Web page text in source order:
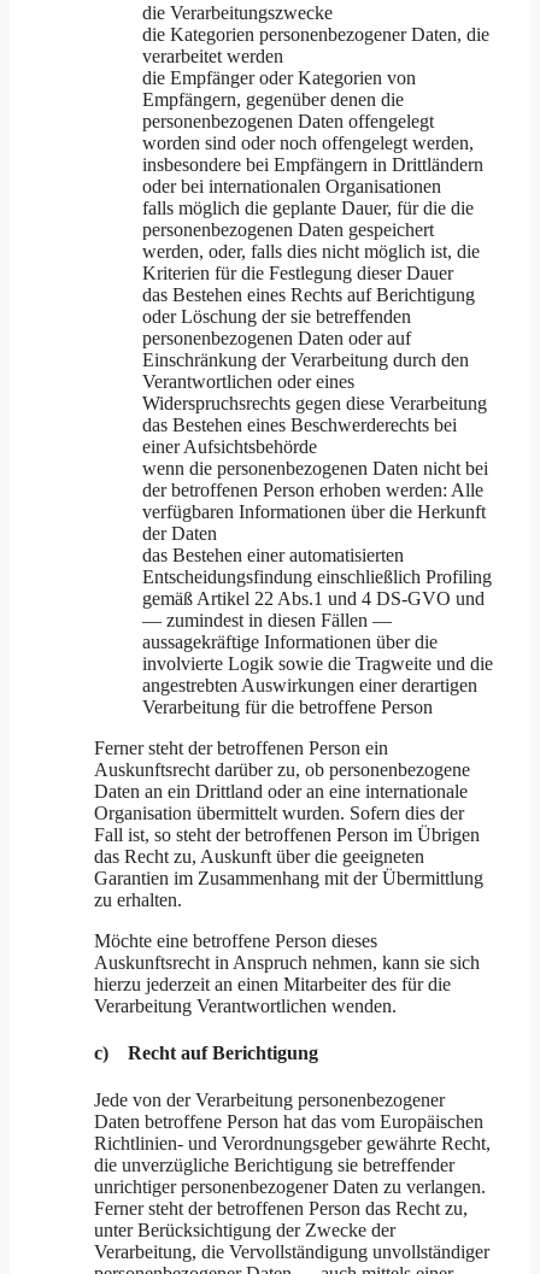
die Verarbeitungszwecke
die Kategorien personenbezogener Daten, die
verarbeitet werden
die Empfänger oder Kategorien von
Empfängern, gegenüber denen die
personenbezogenen Daten offengelegt
worden sind oder noch offengelegt werden,
insbesondere bei Empfängern in Drittländern
oder bei internationalen Organisationen
falls möglich die geplante Dauer, für die die
personenbezogenen Daten gespeichert
werden, oder, falls dies nicht möglich ist, die
Kriterien für die Festlegung dieser Dauer
das Bestehen eines Rechts auf Berichtigung
oder Löschung der sie betreffenden
personenbezogenen Daten oder auf
Einschränkung der Verarbeitung durch den
Verantwortlichen oder eines
Widerspruchsrechts gegen diese Verarbeitung
das Bestehen eines Beschwerderechts bei
einer Aufsichtsbehörde
wenn die personenbezogenen Daten nicht bei
der betroffenen Person erhoben werden: Alle
verfügbaren Informationen über die Herkunft
der Daten
das Bestehen einer automatisierten
Entscheidungsfindung einschließlich Profiling
gemäß Artikel 22 Abs.1 und 4 DS-GVO und
— zumindest in diesen Fällen —
aussagekräftige Informationen über die
involvierte Logik sowie die Tragweite und die
angestrebten Auswirkungen einer derartigen
Verarbeitung für die betroffene Person
Ferner steht der betroffenen Person ein
Auskunftsrecht darüber zu, ob personenbezogene
Daten an ein Drittland oder an eine internationale
Organisation übermittelt wurden. Sofern dies der
Fall ist, so steht der betroffenen Person im Übrigen
das Recht zu, Auskunft über die geeigneten
Garantien im Zusammenhang mit der Übermittlung
zu erhalten.
Möchte eine betroffene Person dieses
Auskunftsrecht in Anspruch nehmen, kann sie sich
hierzu jederzeit an einen Mitarbeiter des für die
Verarbeitung Verantwortlichen wenden.
c) Recht auf Berichtigung
Jede von der Verarbeitung personenbezogener
Daten betroffene Person hat das vom Europäischen
Richtlinien- und Verordnungsgeber gewährte Recht,
die unverzügliche Berichtigung sie betreffender
unrichtiger personenbezogener Daten zu verlangen.
Ferner steht der betroffenen Person das Recht zu,
unter Berücksichtigung der Zwecke der
Verarbeitung, die Vervollständigung unvollständiger